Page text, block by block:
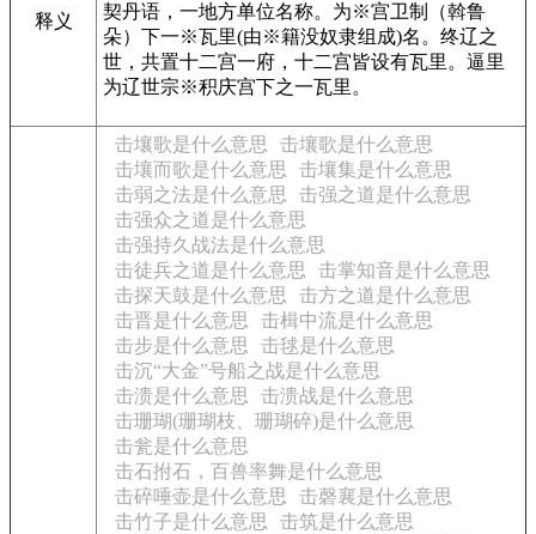
释义
契丹语，一地方单位名称。为※宫卫制（斡鲁
朵）下一※瓦里(由※籍没奴隶组成)名。终辽之
世，共置十二宫一府，十二宫皆设有瓦里。逼里
为辽世宗※积庆宫下之一瓦里。
击壤歌是什么意思
击壤歌是什么意思
击壤而歌是什么意思
击壤集是什么意思
击弱之法是什么意思
击强之道是什么意思
击强众之道是什么意思
击强持久战法是什么意思
击徒兵之道是什么意思
击掌知音是什么意思
击探天鼓是什么意思
击方之道是什么意思
击晋是什么意思
击楫中流是什么意思
击步是什么意思
击毬是什么意思
击沉“大金”号船之战是什么意思
击溃是什么意思
击溃战是什么意思
击珊瑚(珊瑚枝、珊瑚碎)是什么意思
击瓮是什么意思
击石拊石，百兽率舞是什么意思
击碎唾壶是什么意思
击磬襄是什么意思
击竹子是什么意思
击筑是什么意思